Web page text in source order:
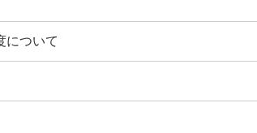
について